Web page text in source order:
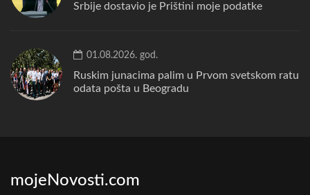
Srbije dostavio je Prištini moje podatke
01.08.2026. god.
Ruskim junacima palim u Prvom svetskom ratu
odata pošta u Beogradu
mojeNovosti.com